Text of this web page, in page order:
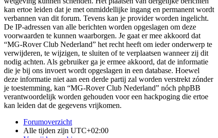
kan ertoe leiden dat je met onmiddellijke ingang en permanent wordt
verbannen van dit forum. Tevens kan je provider worden ingelicht.
De IP-adressen van alle berichten worden opgeslagen om deze
voorwaarden te kunnen waarborgen. Je gaat er mee akkoord dat
“MG-Rover Club Nederland” het recht heeft om ieder onderwerp te
verwijderen, te wijzigen, te sluiten of te verplaatsen wanneer zij dit
nodig achten. Als gebruiker ga je ermee akkoord, dat de informatie
die je bij ons invoert wordt opgeslagen in een database. Hoewel
deze informatie niet aan een derde partij zal worden verstrekt zónder
je toestemming, kan “MG-Rover Club Nederland” nóch phpBB
verantwoordelijk worden gehouden voor een hackpoging die ertoe
kan leiden dat de gegevens vrijkomen.
Forumoverzicht
Alle tijden zijn UTC+02:00